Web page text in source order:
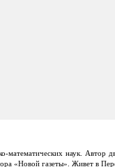
наук. Автор
«Новой газеты». Живет в